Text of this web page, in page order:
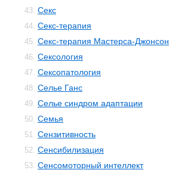
43. Секс
44. Секс-терапия
45. Секс-терапия Мастерса-Джонсон
46. Сексология
47. Сексопатология
48. Селье Ганс
49. Селье синдром адаптации
50. Семья
51. Сензитивность
52. Сенсибилизация
53. Сенсомоторный интеллект